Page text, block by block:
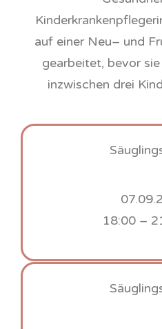
auf einer Neu– und
gearbeitet, bevor
inzwischen drei
18:00 –